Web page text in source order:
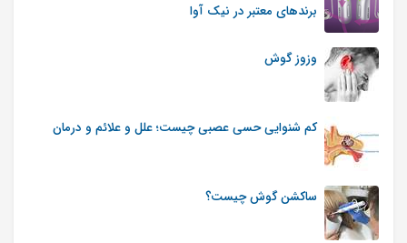
برندهای معتبر در نیک آوا
وزوز گوش
کم شنوایی حسی عصبی چیست؛ علل و علائم و درمان
ساکشن گوش چیست؟